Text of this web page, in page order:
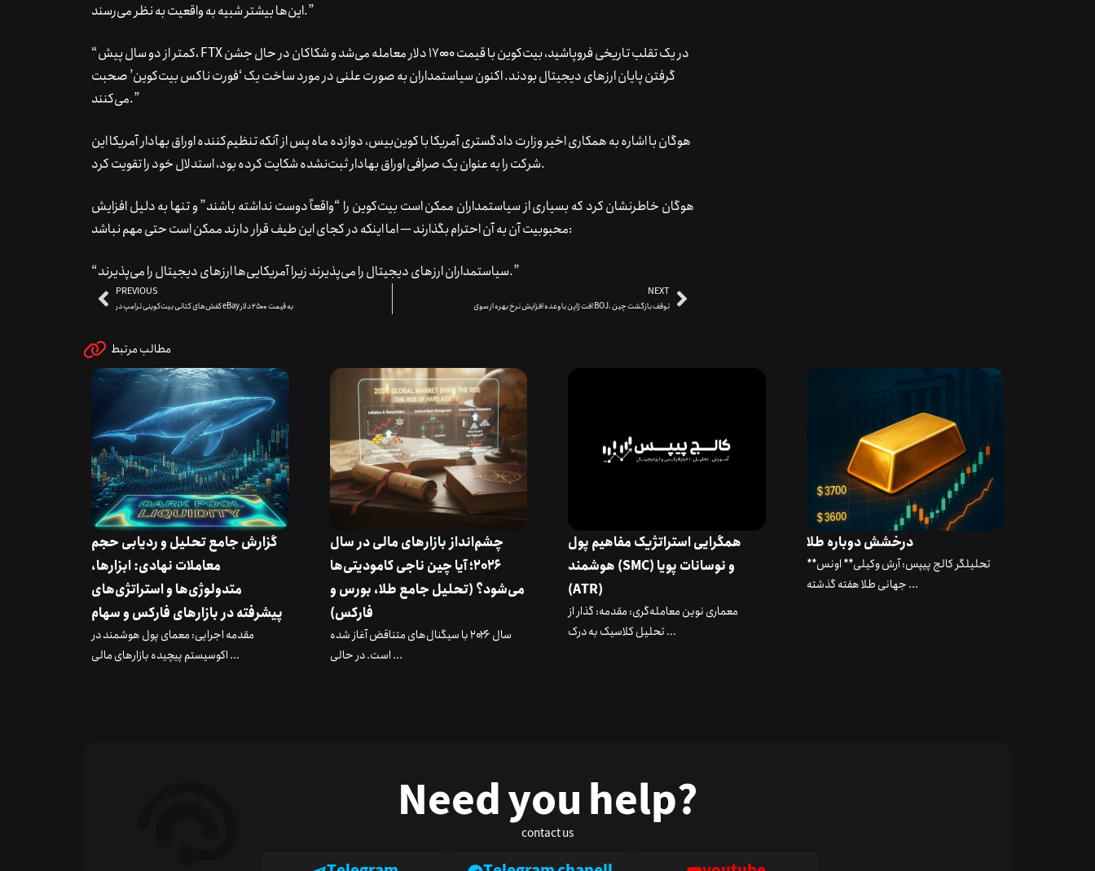
این‌ها بیشتر شبیه به واقعیت به نظر می‌رسند.”
“کمتر از دو سال پیش، FTX در یک تقلب تاریخی فروپاشید، بیت‌کوین با قیمت ۱۷۰۰۰ دلار معامله می‌شد و شکاکان در حال جشن
گرفتن پایان ارزهای دیجیتال بودند. اکنون سیاستمداران به صورت علنی در مورد ساخت یک ‘فورت ناکس بیت‌کوین’ صحبت
می‌کنند.”
هوگان با اشاره به همکاری اخیر وزارت دادگستری آمریکا با کوین‌بیس، دوازده ماه پس از آنکه تنظیم‌کننده اوراق بهادار آمریکا این
شرکت را به عنوان یک صرافی اوراق بهادار ثبت‌نشده شکایت کرده بود، استدلال خود را تقویت کرد.
هوگان خاطرنشان کرد که بسیاری از سیاستمداران ممکن است بیت‌کوین را “واقعاً دوست نداشته باشند” و تنها به دلیل افزایش
محبوبیت آن به آن احترام بگذارند — اما اینکه در کجای این طیف قرار دارند ممکن است حتی مهم نباشد:
“سیاستمداران ارزهای دیجیتال را می‌پذیرند زیرا آمریکایی‌ها ارزهای دیجیتال را می‌پذیرند.”
PREVIOUS
کفش‌های کتانی بیت‌کوینی ترامپ در eBay به قیمت ۲۵۰۰ دلار
NEXT
افت ژاپن با وعده افزایش نرخ بهره از سوی BOJ، توقف بازگشت چین
مطالب مرتبط
گزارش جامع تحلیل و ردیابی حجم
معاملات نهادی: ابزارها،
متدولوژی‌ها و استراتژی‌های
پیشرفته در بازارهای فارکس و سهام
مقدمه اجرایی: معمای پول هوشمند در
اکوسیستم پیچیده بازارهای مالی ...
چشم‌انداز بازارهای مالی در سال
۲۰۲۶؛ آیا چین ناجی کامودیتی‌ها
می‌شود؟ (تحلیل جامع طلا، بورس و
فارکس)
سال ۲۰۲۶ با سیگنال‌های متناقض آغاز شده
است. در حالی ...
همگرایی استراتژیک مفاهیم پول
هوشمند (SMC) و نوسانات پویا
(ATR)
معماری نوین معامله‌گری: مقدمه: گذار از
تحلیل کلاسیک به درک ...
درخشش دوباره طلا
**تحلیلگر کالج پیپس: آرش وکیلی** اونس
جهانی طلا هفته گذشته ...
Need you help?
contact us